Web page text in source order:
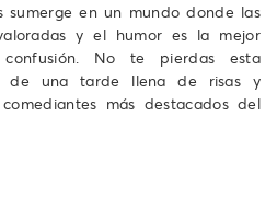
sumerge en un mundo donde las
y el humor es la mejor
No te pierdas esta
de una tarde llena de risas y
más destacados del